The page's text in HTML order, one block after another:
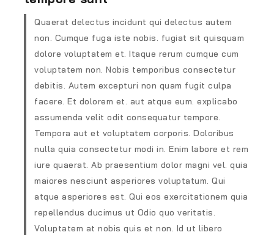
Quaerat delectus incidunt qui delectus autem
non. Cumque fuga iste nobis. fugiat sit quisquam
dolore voluptatem et. Itaque rerum cumque cum
voluptatem non. Nobis temporibus consectetur
debitis. Autem excepturi non quam fugit culpa
facere. Et dolorem et. aut atque eum. explicabo
assumenda velit odit consequatur tempore.
Tempora aut et voluptatem corporis. Doloribus
nulla quia consectetur modi in. Enim labore et rem
iure quaerat. Ab praesentium dolor magni vel. quia
maiores nesciunt asperiores voluptatum. Qui
atque asperiores est. Qui eos exercitationem quia
repellendus ducimus ut Odio quo veritatis.
Voluptatem at nobis quis et non. Id ut libero